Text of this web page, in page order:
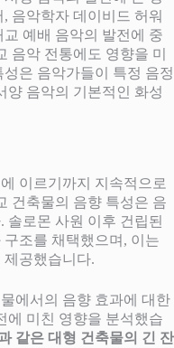
음악학자 데이비드 허워
예배 음악의 발전에 중
음악 전통에도 영향을 미
은 음악가들이 특정 음정
양 음악의 기본적인 화성
이르기까지 지속적으로
건축물의 음향 특성은 음
솔로몬 사원 이후 건립된
조를 채택했으며, 이는
공했습니다.
에서의 음향 효과에 대한
에 미친 영향을 분석했습
같은 대형 건축물의 긴 잔